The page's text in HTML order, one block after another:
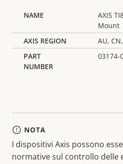
AXIS
Mount
AU,
03174-
NOTA
I dispositivi Axis possono
normative sul controllo delle